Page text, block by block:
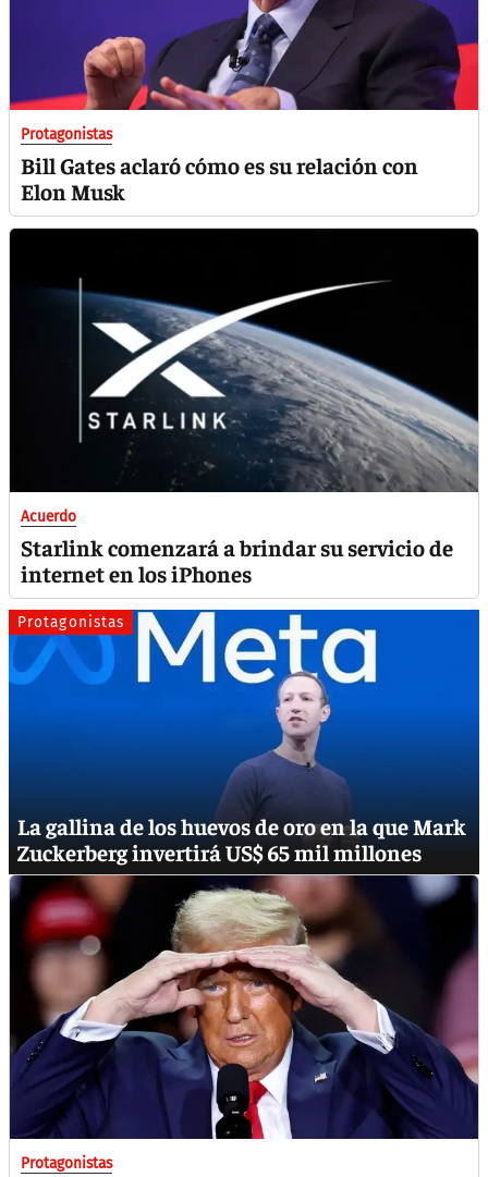
Protagonistas
Bill Gates aclaró cómo es su relación con
Elon Musk
Acuerdo
Starlink comenzará a brindar su servicio de
internet en los iPhones
Protagonistas
La gallina de los huevos de oro en la que Mark
Zuckerberg invertirá US$ 65 mil millones
Protagonistas